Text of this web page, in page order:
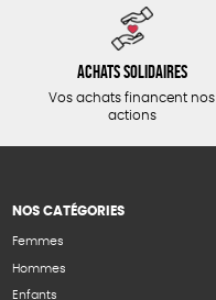
Achats solidaires
Vos achats financent nos
actions
NOS CATÉGORIES
Femmes
Hommes
Enfants